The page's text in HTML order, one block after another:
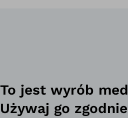
To jest wyrób
Używaj go